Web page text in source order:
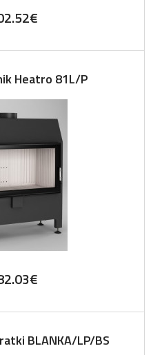
€
Heatro 81L/P
€
BLANKA/LP/BS